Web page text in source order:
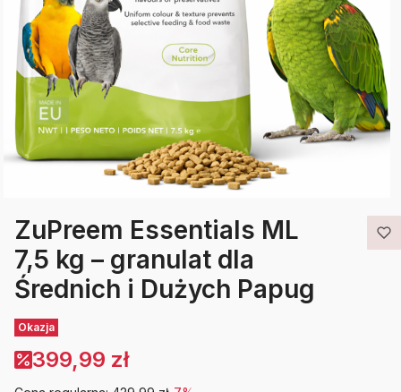
ZuPreem Essentials ML
7,5 kg – granulat dla
Średnich i Dużych Papug
Etykiety
Okazja
399,99 zł